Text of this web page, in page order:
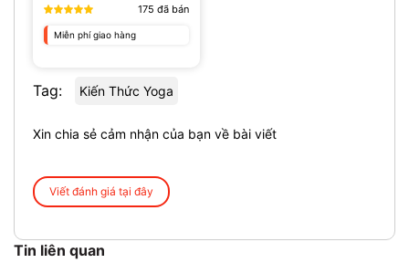
175 đã bán
Miễn phí giao hàng
Tag: Kiến Thức Yoga
Xin chia sẻ cảm nhận của bạn về bài viết
Viết đánh giá tại đây
Tin liên quan